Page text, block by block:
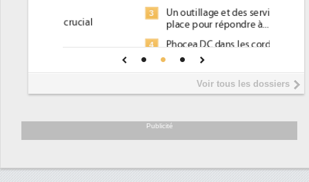
Un outillage et des services déjà en
place pour répondre à...
Phocea DC dans les cordes pour la
Interview de Fabrice Coquio,
président de Digital Realty...
soutient les...
Voir tous les dossiers
Publicité